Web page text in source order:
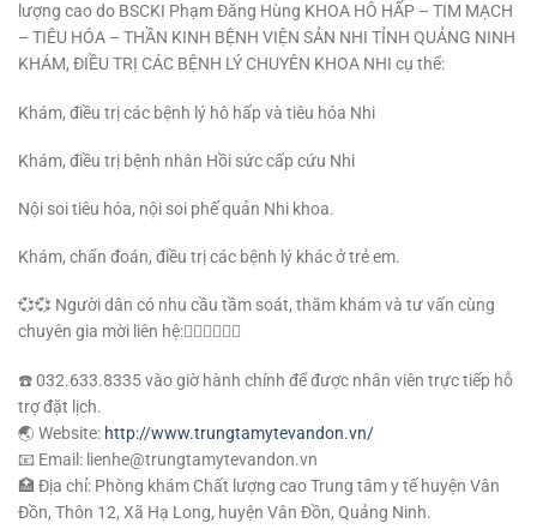
lượng cao do BSCKI Phạm Đăng Hùng KHOA HÔ HẤP – TIM MẠCH
– TIÊU HÓA – THẦN KINH BỆNH VIỆN SẢN NHI TỈNH QUẢNG NINH
KHÁM, ĐIỀU TRỊ CÁC BỆNH LÝ CHUYÊN KHOA NHI cụ thể:
Khám, điều trị các bệnh lý hô hấp và tiêu hóa Nhi
Khám, điều trị bệnh nhân Hồi sức cấp cứu Nhi
Nội soi tiêu hóa, nội soi phế quản Nhi khoa.
Khám, chẩn đoán, điều trị các bệnh lý khác ở trẻ em.
💞💞 Người dân có nhu cầu tầm soát, thăm khám và tư vấn cùng
chuyên gia mời liên hệ:👇🏻👇🏻👇🏻
☎️ 032.633.8335 vào giờ hành chính để được nhân viên trực tiếp hỗ
trợ đặt lịch.
🌏 Website: http://www.trungtamytevandon.vn/
📧 Email: lienhe@trungtamytevandon.vn
🏥 Địa chỉ: Phòng khám Chất lượng cao Trung tâm y tế huyện Vân
Đồn, Thôn 12, Xã Hạ Long, huyện Vân Đồn, Quảng Ninh.